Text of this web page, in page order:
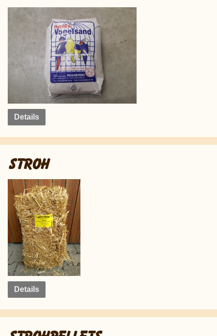
Details
STROH
Details